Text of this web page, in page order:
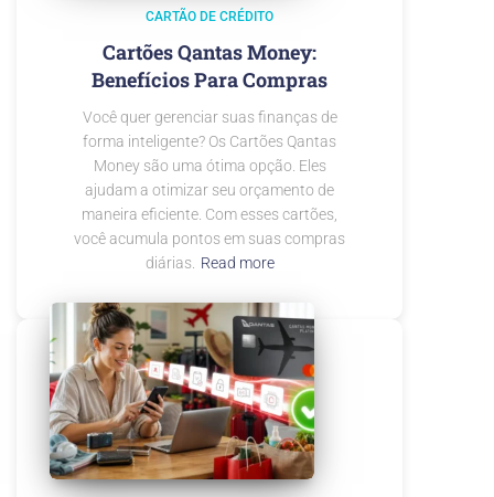
CARTÃO DE CRÉDITO
Cartões Qantas Money:
Benefícios Para Compras
Você quer gerenciar suas finanças de
forma inteligente? Os Cartões Qantas
Money são uma ótima opção. Eles
ajudam a otimizar seu orçamento de
maneira eficiente. Com esses cartões,
você acumula pontos em suas compras
diárias. Read more